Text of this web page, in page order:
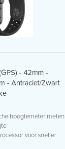
- 42mm -
- Antraciet/Zwart
hoogtemeter meten
voor sneller